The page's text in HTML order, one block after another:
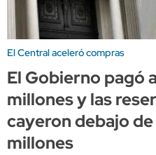
El Central aceleró compras
El Gobierno pagó
millones y las
cayeron debajo
millones